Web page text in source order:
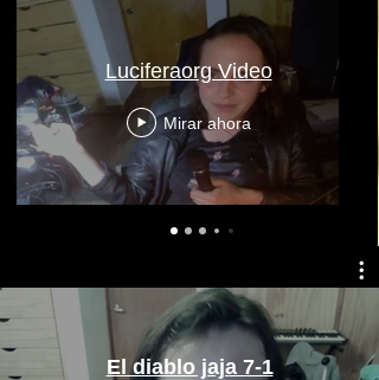
Luciferaorg Video
Mirar ahora
El diablo jaja 7-1